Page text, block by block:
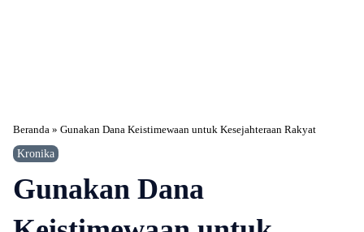
Beranda » Gunakan Dana Keistimewaan untuk Kesejahteraan Rakyat
Kronika
Gunakan Dana